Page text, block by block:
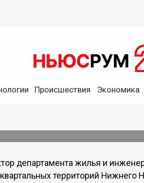
Происшествия Экономика
Нижнего
департамента жилья и
территорий Нижнего